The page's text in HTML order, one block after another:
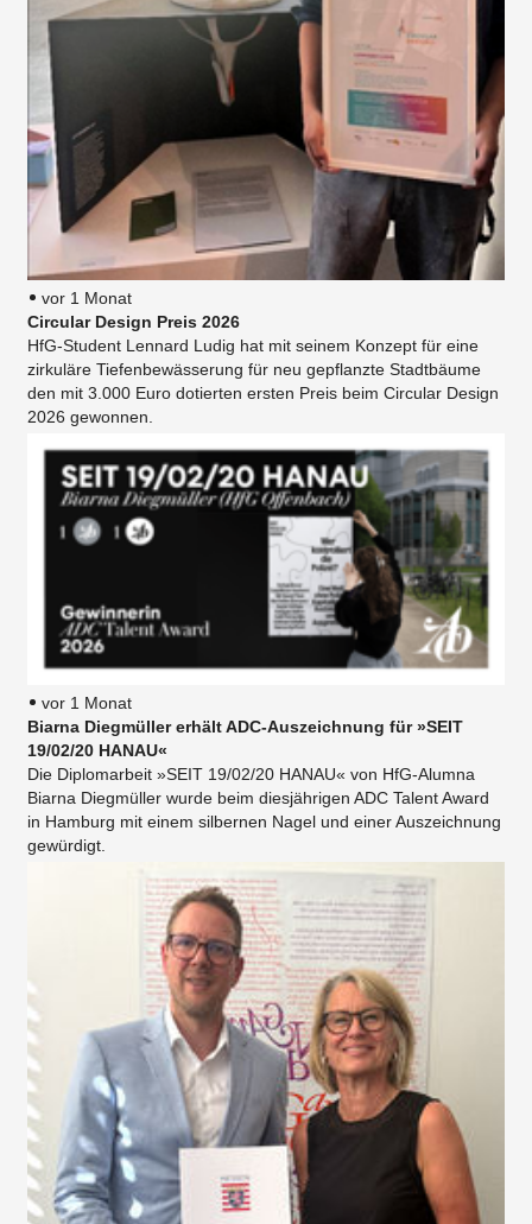
vor 1 Monat
Circular Design Preis 2026
HfG-Student Lennard Ludig hat mit seinem Konzept für eine
zirkuläre Tiefenbewässerung für neu gepflanzte Stadtbäume
den mit 3.000 Euro dotierten ersten Preis beim Circular Design
2026 gewonnen.
vor 1 Monat
Biarna Diegmüller erhält ADC-Auszeichnung für »SEIT
19/02/20 HANAU«
Die Diplomarbeit »SEIT 19/02/20 HANAU« von HfG-Alumna
Biarna Diegmüller wurde beim diesjährigen ADC Talent Award
in Hamburg mit einem silbernen Nagel und einer Auszeichnung
gewürdigt.